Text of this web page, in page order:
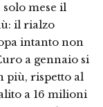
solo mese il
il rialzo
intanto non
a gennaio si
più, rispetto al
a 16 milioni